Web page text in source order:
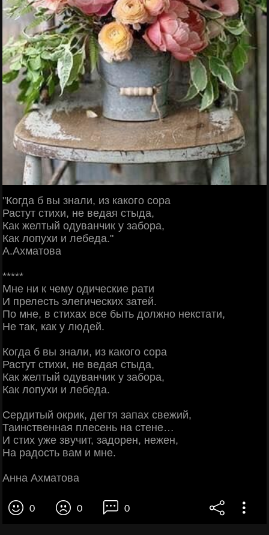
"Когда б вы знали, из какого сора
Растут стихи, не ведая стыда,
Как желтый одуванчик у забора,
Как лопухи и лебеда."
А.Ахматова
*****
Мне ни к чему одические рати
И прелесть элегических затей.
По мне, в стихах все быть должно некстати,
Не так, как у людей.
Когда б вы знали, из какого сора
Растут стихи, не ведая стыда,
Как желтый одуванчик у забора,
Как лопухи и лебеда.
Сердитый окрик, дегтя запах свежий,
Таинственная плесень на стене…
И стих уже звучит, задорен, нежен,
На радость вам и мне.
Анна Ахматова
0 0 0